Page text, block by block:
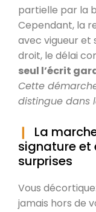
partielle par la
Cependant, la
avec vigueur et
droit, le délai
seul l’écrit
Cette
distingue dans
La
signature et
surprises
Vous
jamais hors de